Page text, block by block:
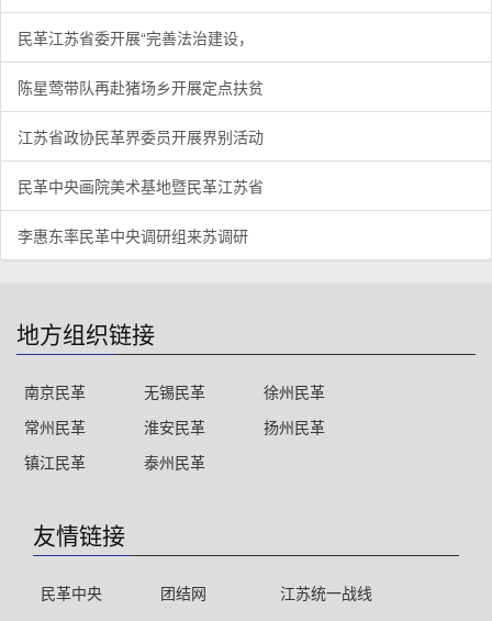
民革江苏省委开展“完善法治建设，
陈星莺带队再赴猪场乡开展定点扶贫
江苏省政协民革界委员开展界别活动
民革中央画院美术基地暨民革江苏省
李惠东率民革中央调研组来苏调研
地方组织链接
南京民革 无锡民革
徐州民革
常州民革
淮安民革
扬州民革
镇江民革
泰州民革
友情链接
民革中央 团结网
江苏统一战线